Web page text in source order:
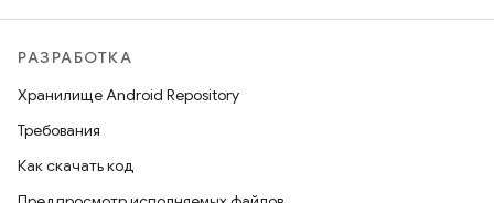
РАЗРАБОТКА
Хранилище Android Repository
Требования
Как скачать код